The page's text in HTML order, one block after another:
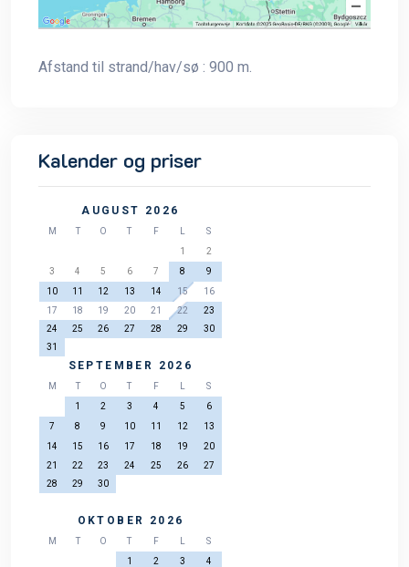
Afstand til strand/hav/sø : 900 m.
Kalender og priser
AUGUST 2026
M T O T F
S
1
2
3
4 5 6 7 8
9
10
11 12 13 14 15
16
17
18 19 20 21 22
23
24
25 26 27 28 29
30
31
SEPTEMBER 2026
M T O T F
S
1
2 3 4 5
6
7
8 9 10 11 12
13
14
15 16 17 18 19
20
21
22 23 24 25 26
27
28
29 30
OKTOBER 2026
M T O T F
S
1
2 3
4